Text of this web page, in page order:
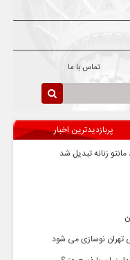
تماس با ما
پربازدیدترین اخبار
زنانه تبدیل شد
تهران نوسازی می شود